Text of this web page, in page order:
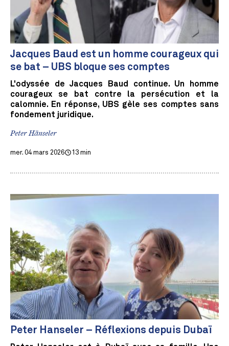
Jacques Baud est un homme courageux qui
se bat – UBS bloque ses comptes
L'odyssée de Jacques Baud continue. Un homme
courageux se bat contre la persécution et la
calomnie. En réponse, UBS gèle ses comptes sans
fondement juridique.
Peter Hänseler
mer. 04 mars 2026 13 min
Peter Hanseler – Réflexions depuis Dubaï